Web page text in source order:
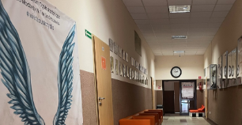
Młodzieży Nr 1
Sochaczewie